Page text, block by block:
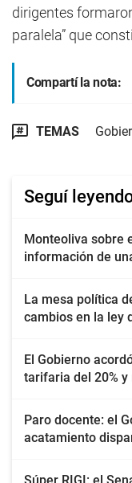
dirigentes
paralela” que
Compartí la nota:
TEMAS
Seguí
Monteoliva sobre
información de
La mesa política
cambios en la ley
El Gobierno
tarifaria del 20%
Paro docente: el
acatamiento